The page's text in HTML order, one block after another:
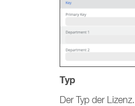
Typ
Der Typ der